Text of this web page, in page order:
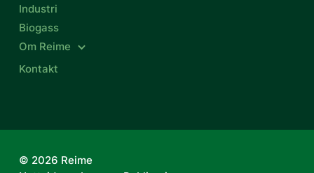
Industri
Biogass
Om Reime
Kontakt
© 2026 Reime